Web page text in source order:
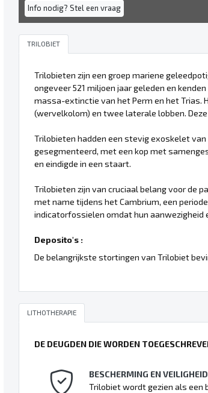
Info nodig? Stel een vraag
TRILOBIET
Trilobieten zijn een groep mariene
ongeveer 521 miljoen jaar geleden en
massa-extinctie van het Perm en het Trias.
(wervelkolom) en twee laterale lobben.
Trilobieten hadden een stevig exoskelet
gesegmenteerd, met een kop met
en eindigde in een staart.
Trilobieten zijn van cruciaal belang voor de
met name tijdens het Cambrium, een
indicatorfossielen omdat hun
Deposito's :
De belangrijkste stortingen van Trilobiet
LITHOTHERAPIE
DE DEUGDEN DIE WORDEN
BESCHERMING EN VEILIGHEID
Trilobiet wordt gezien als een